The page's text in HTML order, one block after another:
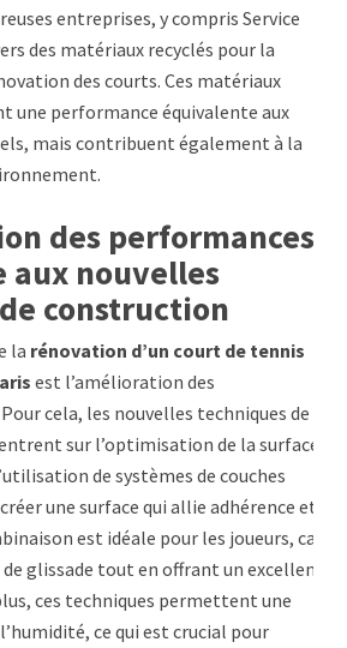
entreprises, y compris Service
des matériaux recyclés pour la
des courts. Ces matériaux
une performance équivalente aux
mais contribuent également à la
des performances
aux nouvelles
construction
la rénovation d’un court de tennis
est l’amélioration des
cela, les nouvelles techniques de
sur l’optimisation de la surface
de systèmes de couches
une surface qui allie adhérence et
est idéale pour les joueurs, car
glissade tout en offrant un excellent
ces techniques permettent une
ce qui est crucial pour